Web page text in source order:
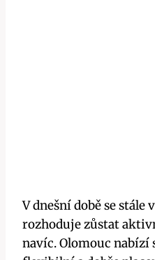
V dnešní době se stále
rozhoduje zůstat
navíc. Olomouc nabízí